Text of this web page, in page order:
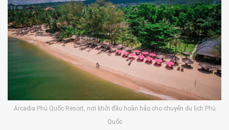
Arcadia Phú Quốc Resort, nơi khởi đầu hoàn hảo cho chuyến du lịch Phú
Quốc